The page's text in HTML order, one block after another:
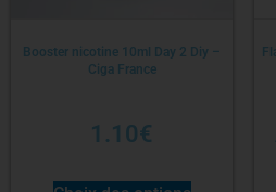
Booster nicotine 10ml Day 2 Diy –
Ciga France
1.10€